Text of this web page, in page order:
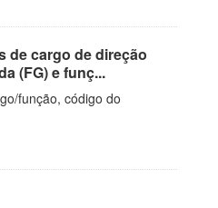
de cargo de direção
(FG) e funç...
função, código do